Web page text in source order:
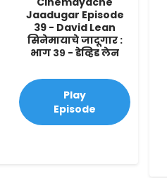
Jaadugar Episode
39 - David Lean
सिनेमायाचे जादूगार :
भाग ३९ - डेव्हिड लेन
Play
Episode